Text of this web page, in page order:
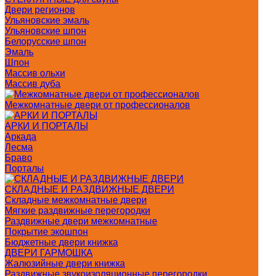
Двери регионов
Ульяновские эмаль
Ульяновские шпон
Белорусские шпон
Эмаль
Шпон
Массив ольхи
Массив дуба
Межкомнатные двери от профессионалов
АРКИ И ПОРТАЛЫ
Аркада
Лесма
Браво
Порталы
СКЛАДНЫЕ И РАЗДВИЖНЫЕ ДВЕРИ
Складные межкомнатные двери
Мягкие раздвижные перегородки
Раздвижные двери межкомнатные
Покрытие экошпон
Бюджетные двери книжка
ДВЕРИ ГАРМОШКА
Жалюзийные двери книжка
Раздвижные звукоизоляционные перегородки